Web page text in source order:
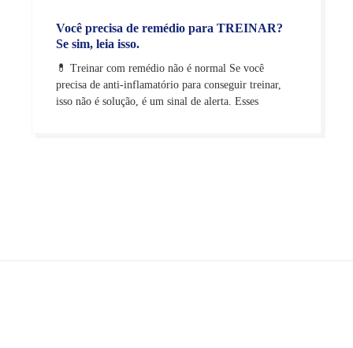
Você precisa de remédio para TREINAR?
Se sim, leia isso.
💊 Treinar com remédio não é normal Se você
precisa de anti-inflamatório para conseguir treinar,
isso não é solução, é um sinal de alerta. Esses